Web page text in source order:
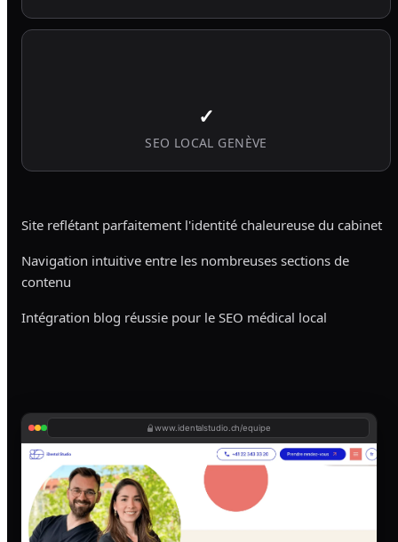
✓
SEO LOCAL GENÈVE
Site reflétant parfaitement l'identité chaleureuse du cabinet
Navigation intuitive entre les nombreuses sections de
contenu
Intégration blog réussie pour le SEO médical local
www.identalstudio.ch/equipe